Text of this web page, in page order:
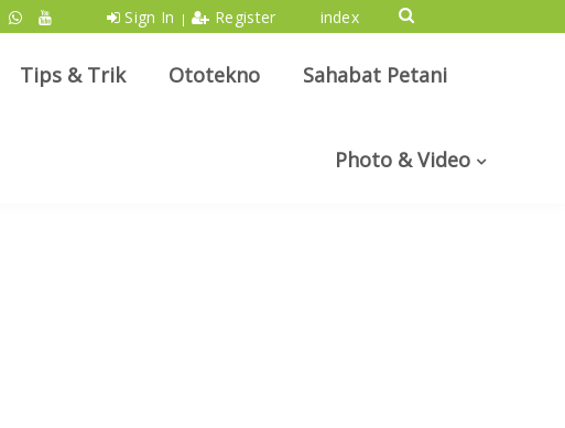
Sign In | Register index
Tips & Trik Ototekno Sahabat Petani
Photo & Video